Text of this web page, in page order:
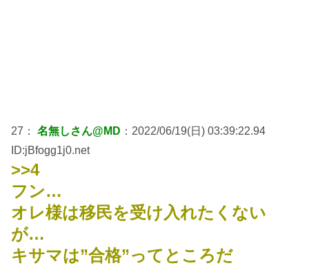
27： 名無しさん@MD ：2022/06/19(日) 03:39:22.94
ID:jBfogg1j0.net
>>4
フン…
オレ様は移民を受け入れたくない
が…
キサマは”合格”ってところだ